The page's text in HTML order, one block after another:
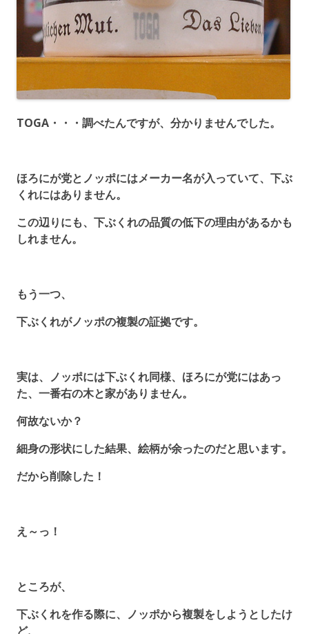
TOGA・・・調べたんですが、分かりませんでした。
ほろにが党とノッポにはメーカー名が入っていて、下ぶ
くれにはありません。
この辺りにも、下ぶくれの品質の低下の理由があるかも
しれません。
もう一つ、
下ぶくれがノッポの複製の証拠です。
実は、ノッポには下ぶくれ同様、ほろにが党にはあっ
た、一番右の木と家がありません。
何故ないか？
細身の形状にした結果、絵柄が余ったのだと思います。
だから削除した！
え～っ！
ところが、
下ぶくれを作る際に、ノッポから複製をしようとしたけ
ど、